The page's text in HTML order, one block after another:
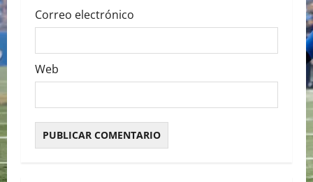
Correo electrónico
Web